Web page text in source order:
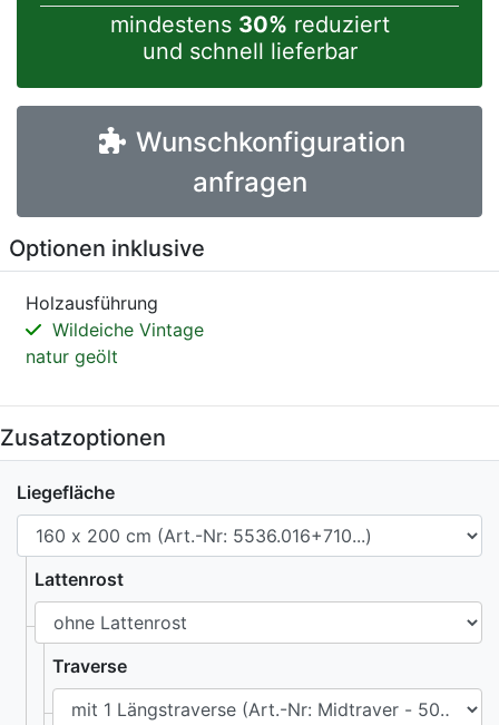
mindestens 30% reduziert
und schnell lieferbar
Wunschkonfiguration
anfragen
Optionen inklusive
Holzausführung
Wildeiche Vintage
natur geölt
Zusatzoptionen
Liegefläche
Lattenrost
Traverse